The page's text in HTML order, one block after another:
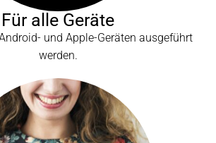
Für alle Geräte
und Apple-Geräten ausgeführt
werden.